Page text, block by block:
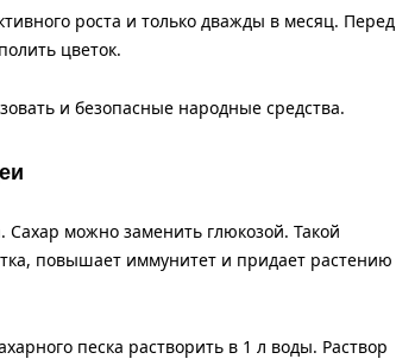
роста и только дважды в месяц. Перед
цветок.
и безопасные народные средства.
можно заменить глюкозой. Такой
повышает иммунитет и придает растению
песка растворить в 1 л воды. Раствор